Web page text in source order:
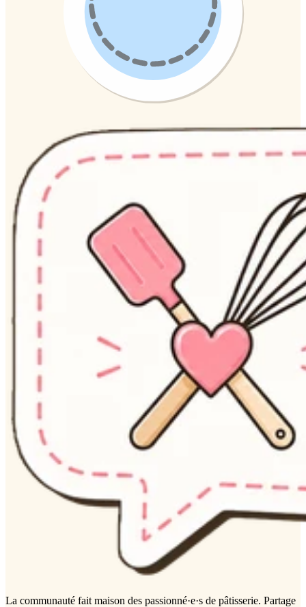
La communauté fait maison des passionné·e·s de pâtisserie. Partage